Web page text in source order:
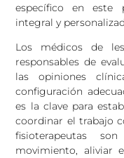
específico en este
integral y
Los médicos de
responsables de
las opiniones
configuración
es la clave para
coordinar el trabajo
fisioterapeutas
movimiento, aliviar